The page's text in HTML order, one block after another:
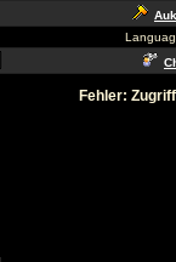
Fehler: